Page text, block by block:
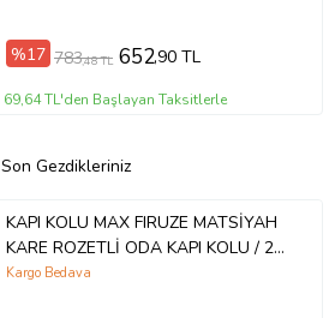
%17 783,48 TL 652,90 TL
69,64 TL'den Başlayan Taksitlerle
Son Gezdikleriniz
KAPI KOLU MAX FIRUZE MATSİYAH
KARE ROZETLİ ODA KAPI KOLU / 2
TAKIM
Kargo Bedava